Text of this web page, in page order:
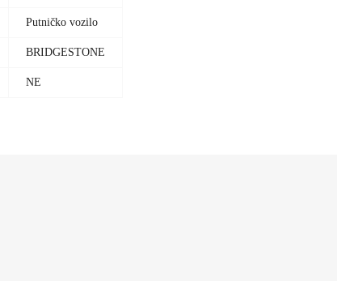
Putničko vozilo
BRIDGESTONE
NE